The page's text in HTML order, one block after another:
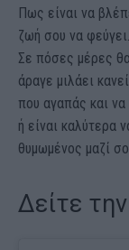
Πως είναι να
ζωή σου να φεύγει.
Σε πόσες μέρες
άραγε μιλάει
που αγαπάς και
ή είναι καλύτερα
θυμωμένος μαζί
Δείτε